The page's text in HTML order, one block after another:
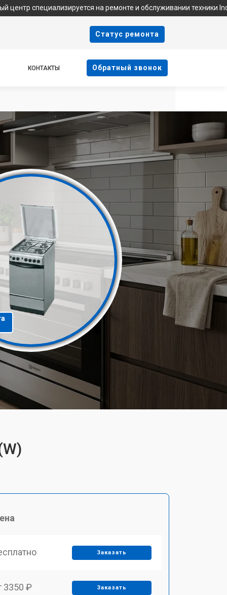
на ремонте и обслуживании техники Indesit. Мы не
Cтатус ремонта
КОНТАКТЫ Oбратный звонок
Заказать
3350 ₽ Заказать